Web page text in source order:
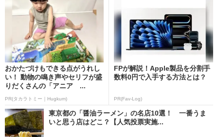
おかたづけもできる点がうれし
い！ 動物の鳴き声やセリフが盛
りだくさんの「アニア ...
PR(タカラトミー｜Hugkum)
FPが解説！Apple製品を分割手
数料0円で入手する方法とは？
PR(Fav-Log)
東京都の「醤油ラーメン」の名店10選！ 一番うま
いと思う店はどこ？【人気投票実施...